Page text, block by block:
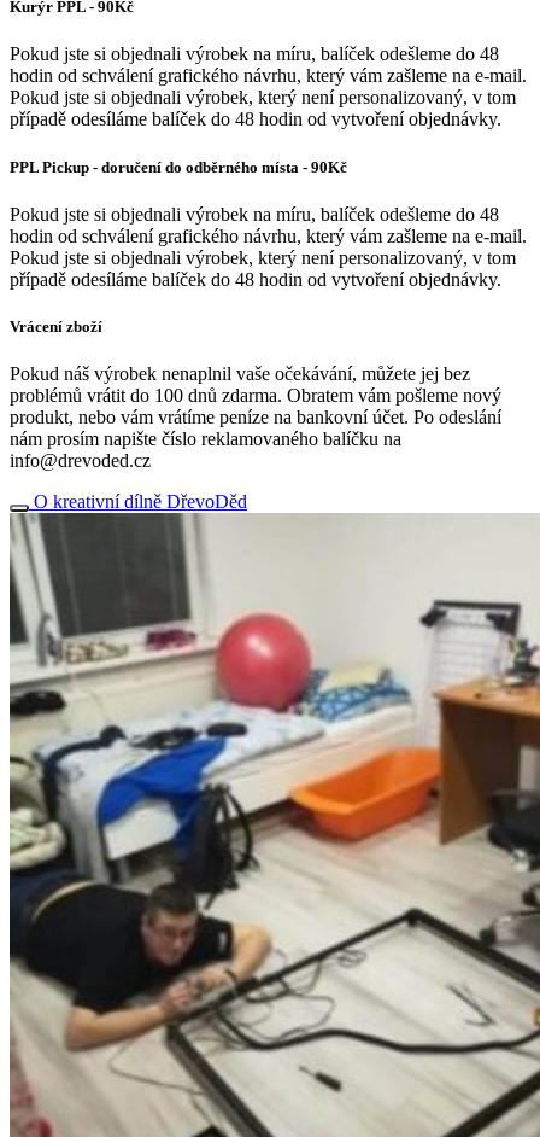
Kurýr PPL - 90Kč
Pokud jste si objednali výrobek na míru, balíček odešleme do 48
hodin od schválení grafického návrhu, který vám zašleme na e-mail.
Pokud jste si objednali výrobek, který není personalizovaný, v tom
případě odesíláme balíček do 48 hodin od vytvoření objednávky.
PPL Pickup - doručení do odběrného místa - 90Kč
Pokud jste si objednali výrobek na míru, balíček odešleme do 48
hodin od schválení grafického návrhu, který vám zašleme na e-mail.
Pokud jste si objednali výrobek, který není personalizovaný, v tom
případě odesíláme balíček do 48 hodin od vytvoření objednávky.
Vrácení zboží
Pokud náš výrobek nenaplnil vaše očekávání, můžete jej bez
problémů vrátit do 100 dnů zdarma. Obratem vám pošleme nový
produkt, nebo vám vrátíme peníze na bankovní účet. Po odeslání
nám prosím napište číslo reklamovaného balíčku na
info@drevoded.cz
O kreativní dílně DřevoDěd